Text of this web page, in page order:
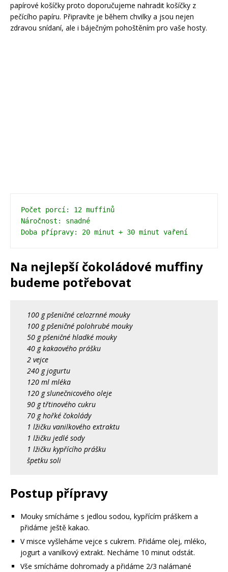
papírové košíčky proto doporučujeme nahradit košíčky z
pečícího papíru. Připravíte je během chvilky a jsou nejen
zdravou snídaní, ale i báječným pohoštěním pro vaše hosty.
Počet porcí: 12 muffinů
Náročnost: snadné
Doba přípravy: 20 minut + 30 minut vaření
Na nejlepší čokoládové muffiny
budeme potřebovat
100 g pšeničné celozrnné mouky
100 g pšeničné polohrubé mouky
50 g pšeničné hladké mouky
40 g kakaového prášku
2 vejce
240 g jogurtu
120 ml mléka
120 g slunečnicového oleje
90 g třtinového cukru
70 g hořké čokolády
1 lžičku vanilkového extraktu
1 lžičku jedlé sody
1 lžičku kypřícího prášku
špetku soli
Postup přípravy
Mouky smícháme s jedlou sodou, kypřícím práškem a
přidáme ještě kakao.
V misce vyšleháme vejce s cukrem. Přidáme olej, mléko,
jogurt a vanilkový extrakt. Necháme 10 minut odstát.
Vše smícháme dohromady a přidáme 2/3 nalámané